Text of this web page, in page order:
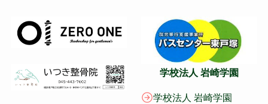
学校法人 岩崎学園
学校法人 岩崎学園